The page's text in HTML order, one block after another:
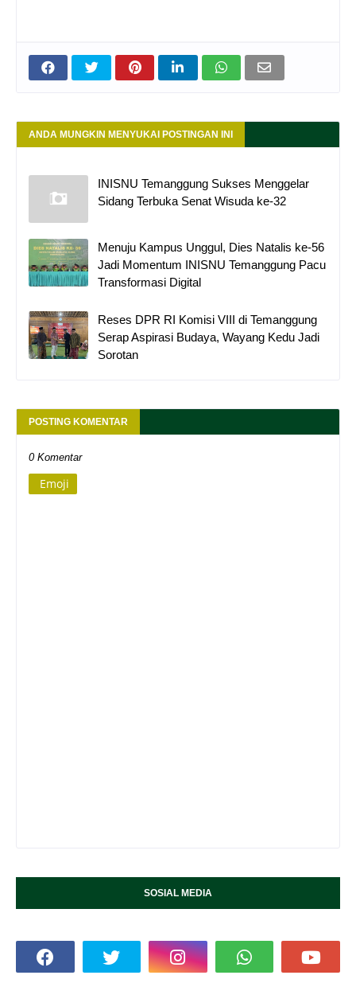
ANDA MUNGKIN MENYUKAI POSTINGAN INI
INISNU Temanggung Sukses Menggelar
Sidang Terbuka Senat Wisuda ke-32
Menuju Kampus Unggul, Dies Natalis ke-56
Jadi Momentum INISNU Temanggung Pacu
Transformasi Digital
Reses DPR RI Komisi VIII di Temanggung
Serap Aspirasi Budaya, Wayang Kedu Jadi
Sorotan
POSTING KOMENTAR
0 Komentar
Emoji
SOSIAL MEDIA